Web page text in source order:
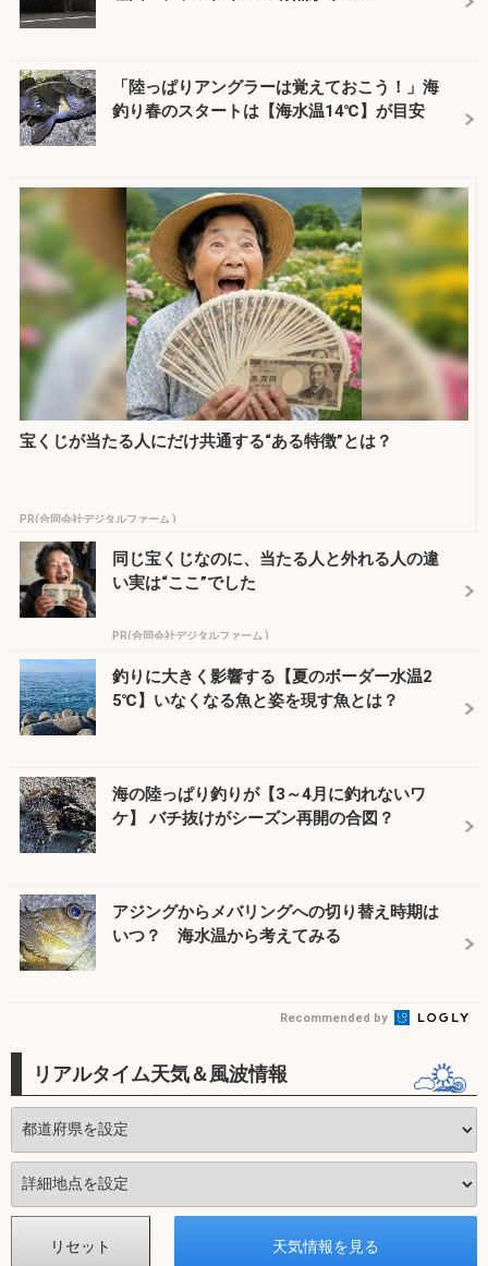
「陸っぱりアングラーは覚えておこう！」海
釣り春のスタートは【海水温14℃】が目安
宝くじが当たる人にだけ共通する“ある特徴”とは？
PR(合同会社デジタルファーム )
同じ宝くじなのに、当たる人と外れる人の違
い実は“ここ”でした
PR(合同会社デジタルファーム )
釣りに大きく影響する【夏のボーダー水温2
5℃】いなくなる魚と姿を現す魚とは？
海の陸っぱり釣りが【3～4月に釣れないワ
ケ】 バチ抜けがシーズン再開の合図？
アジングからメバリングへの切り替え時期は
いつ？ 海水温から考えてみる
Recommended by
リアルタイム天気＆風波情報